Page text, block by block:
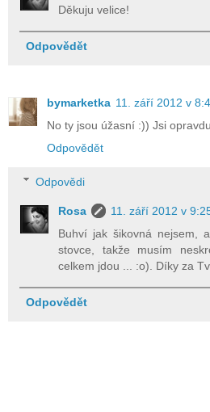
Děkuju velice!
Odpovědět
bymarketka 11. září 2012 v
No ty jsou úžasní :)) Jsi
Odpovědět
Odpovědi
Rosa
11. září 2012 v
Buhví jak šikovná nejsem,
stovce, takže musím
celkem jdou ... :o). Díky za
Odpovědět